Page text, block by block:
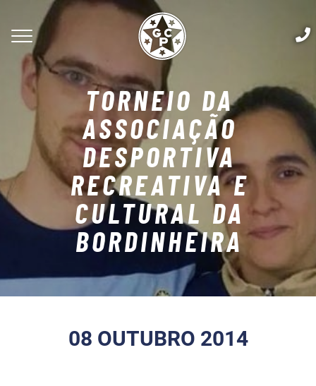
TORNEIO DA
ASSOCIAÇÃO
DESPORTIVA
RECREATIVA E
CULTURAL DA
BORDINHEIRA
08 OUTUBRO 2014